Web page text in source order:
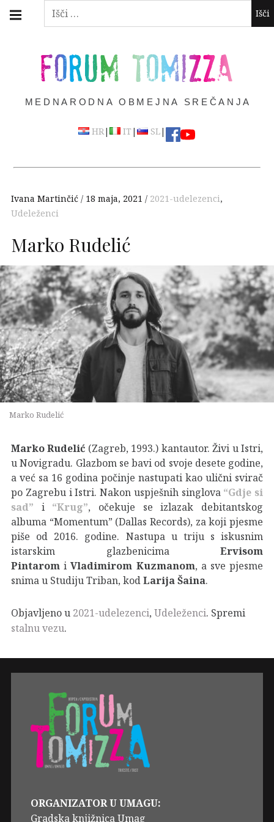
Išči:
Skip
FORUM TOMIZZA
MEDNARODNA OBMEJNA SREČANJA
HR| IT | SL|
navigation
Ivana Martinčić 18 maja, 2021 2021-udelezenci,
Udeleženci
Marko Rudelić
Marko Rudelić
Marko Rudelić (Zagreb, 1993.) kantautor. Živi u Istri,
u Novigradu. Glazbom se bavi od svoje desete godine,
a već sa 16 godina počinje nastupati kao ulični svirač
po Zagrebu i Istri. Nakon uspješnih singlova “Gdje si
sad” i “Krug”, očekuje se izlazak debitantskog
albuma “Momentum” (Dallas Records), za koji pjesme
piše od 2016. godine. Nastupa u triju s iskusnim
istarskim glazbenicima Ervisom
Pintarom iVladimirom Kuzmanom, a sve pjesme
snima u Studiju Triban, kodLarija Šaina.
Objavljeno u 2021-udelezenci, Udeleženci. Spremi
stalnu vezu.
ORGANIZATOR U UMAGU:
Gradska knjižnica Umag